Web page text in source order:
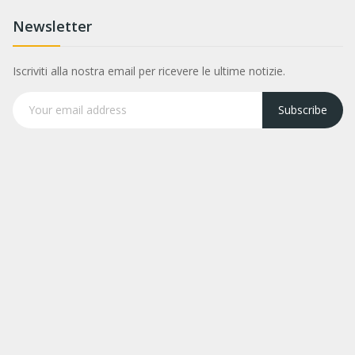
Newsletter
Iscriviti alla nostra email per ricevere le ultime notizie.
Subscribe